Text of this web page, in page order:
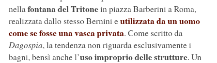
nellafontanadel Tritonein piazza Barberini a Roma,
realizzata dallo stesso Bernini eutilizzata da un uomo
come se fosse una vasca privata. Come scritto da
Dagospia, la tendenza non riguarda esclusivamente i
bagni, bensì anche l’uso improprio delle strutture. Un